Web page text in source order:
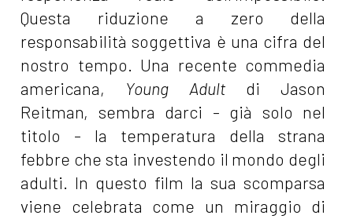
Questa riduzione a zero della
responsabilità soggettiva è una cifra del
nostro tempo. Una recente commedia
americana, Young Adult di Jason
Reitman, sembra darci - già solo nel
titolo - la temperatura della strana
febbre che sta investendo il mondo degli
adulti. In questo film la sua scomparsa
viene celebrata come un miraggio di